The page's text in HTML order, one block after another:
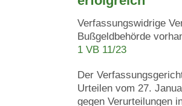
Verfassungswidrige
Bußgeldbehörde
1 VB 11/23
Der
Urteilen vom 27.
gegen Verurteilungen